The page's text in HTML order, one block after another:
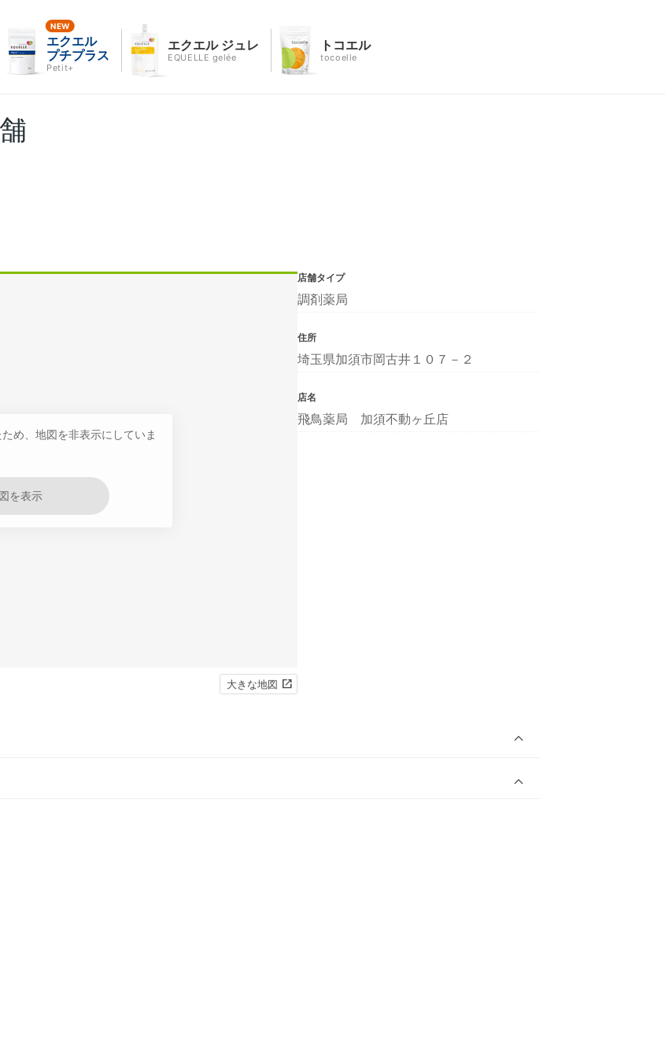
エクエル
プチプラス
Petit+
エクエル ジュレ
EQUELLE gelée
トコエル
tocoelle
め、地図を非表示にしていま
を表示
大きな地図
店舗タイプ
調剤薬局
住所
埼玉県加須市岡古井１０７－２
店名
飛鳥薬局 加須不動ヶ丘店